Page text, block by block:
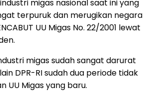
migas nasional saat ini yang
terpuruk dan merugikan negara
UU Migas No. 22/2001 lewat
migas sudah sangat darurat
DPR-RI sudah dua periode tidak
UU Migas yang baru.